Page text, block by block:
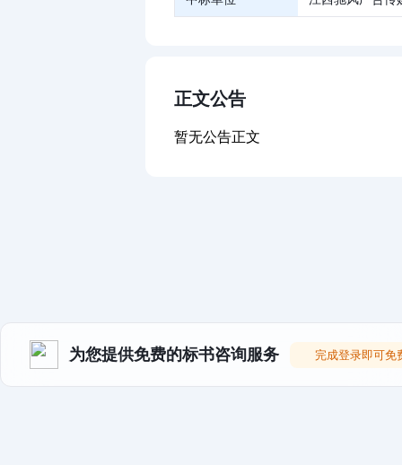
正文公告
暂无公告正文
为您提供免费的标书咨询服务 完成登录即可免